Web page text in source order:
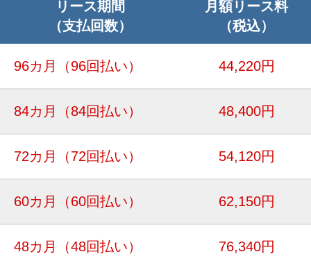
リース期間
（支払回数）
月額リース料
（税込）
96カ月 （96回払い） 44,220円
84カ月 （84回払い） 48,400円
72カ月 （72回払い） 54,120円
60カ月 （60回払い） 62,150円
48カ月 （48回払い） 76,340円